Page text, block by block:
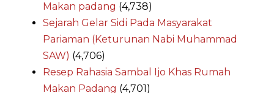
Makan padang (4,738)
Sejarah Gelar Sidi Pada Masyarakat
Pariaman (Keturunan Nabi Muhammad
SAW) (4,706)
Resep Rahasia Sambal Ijo Khas Rumah
Makan Padang (4,701)